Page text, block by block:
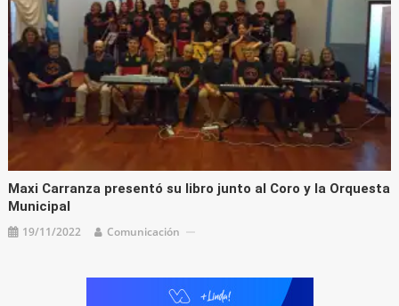
Maxi Carranza presentó su libro junto al Coro y la Orquesta
Municipal
19/11/2022 Comunicación